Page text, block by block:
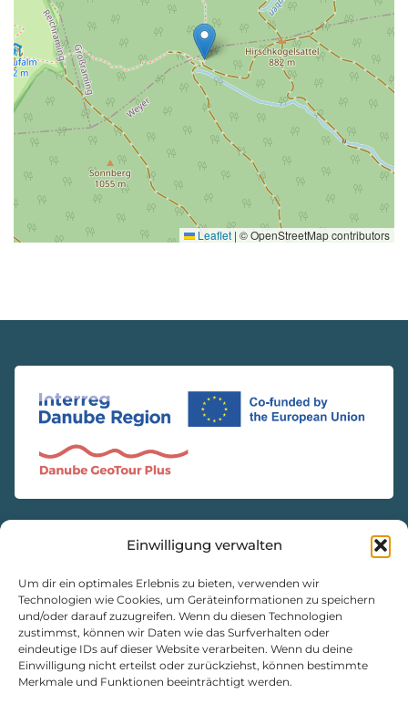
Einwilligung verwalten
Um dir ein optimales Erlebnis zu bieten, verwenden wir
Technologien wie Cookies, um Geräteinformationen zu speichern
und/oder darauf zuzugreifen. Wenn du diesen Technologien
zustimmst, können wir Daten wie das Surfverhalten oder
eindeutige IDs auf dieser Website verarbeiten. Wenn du deine
Einwilligung nicht erteilst oder zurückziehst, können bestimmte
Merkmale und Funktionen beeinträchtigt werden.
Leaflet | © OpenStreetMap contributors
Natur- und Geopark Steirische Eisenwurzen GmbH
8933 St. Gallen, Markt 35
+43 3632 7714
naturpark@eisenwurzen.com
www.eisenwurzen.com